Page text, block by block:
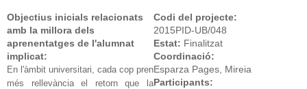
Objectius inicials relacionats
amb la millora dels
aprenentatges de l'alumnat
implicat:
En l'àmbit universitari, cada cop pren
més rellevància el retorn que la
Codi del projecte:
2015PID-UB/048
Estat: Finalitzat
Coordinació:
Esparza Pages, Mireia
Participants: